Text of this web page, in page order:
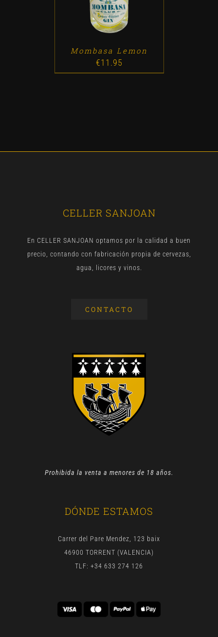
Mombasa Lemon
€11.95
CELLER SANJOAN
En CELLER SANJOAN optamos por la calidad a buen
precio, contando con fabricación propia de cervezas,
agua, licores y vinos.
CONTACTO
Prohibida la venta a menores de 18 años.
DÓNDE ESTAMOS
Carrer del Pare Mendez, 123 baix
46900 TORRENT (VALENCIA)
TLF: +34 633 274 126